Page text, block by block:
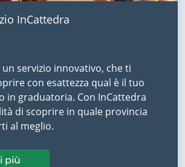
InCattedra
servizio innovativo, che ti
con esattezza qual è il tuo
in graduatoria. Con InCattedra
di scoprire in quale provincia
al meglio.
più